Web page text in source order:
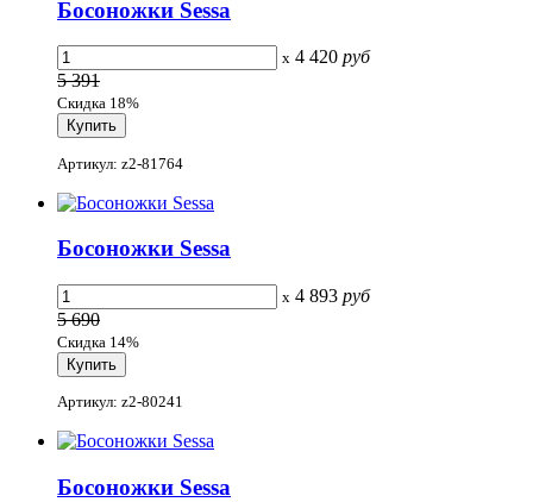
Босоножки Sessa
x 4 420 руб
5 391
Скидка 18%
Артикул: z2-81764
Босоножки Sessa
x 4 893 руб
5 690
Скидка 14%
Артикул: z2-80241
Босоножки Sessa